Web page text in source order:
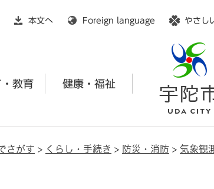
本文へ
Foreign language やさし
教育 健康・福祉
さがす > くらし・手続き > 防災・消防 > 気象観